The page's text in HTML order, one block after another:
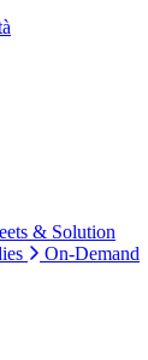
& Solution
On-Demand